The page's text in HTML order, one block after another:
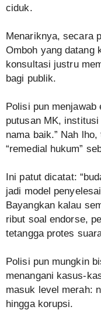
ciduk.
Menariknya, secara
Omboh yang datang
konsultasi justru
bagi publik.
Polisi pun menjawab
putusan MK,
nama baik.” Nah
“remedial hukum”
Ini patut dicatat:
jadi model
Bayangkan kalau
ribut soal endorse,
tetangga protes
Polisi pun mungkin
menangani kasus-
masuk level merah:
hingga korupsi.